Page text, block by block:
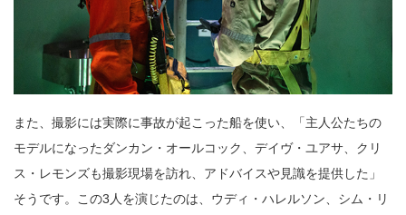
また、撮影には実際に事故が起こった船を使い、「主人公たちの
モデルになったダンカン・オールコック、デイヴ・ユアサ、クリ
ス・レモンズも撮影現場を訪れ、アドバイスや見識を提供した」
そうです。この3人を演じたのは、ウディ・ハレルソン、シム・リ